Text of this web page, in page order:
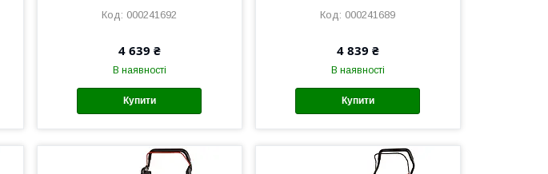
000241692
4 639 ₴
В наявності
Купити
000241689
4 839 ₴
В наявності
Купити